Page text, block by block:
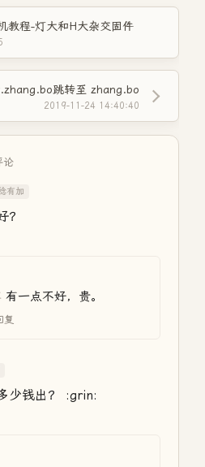
教程-灯大和H大杂交固件
跳转至 zhang.bo
2019-11-24 14:40:40
论
有加
？
有一点不好，贵。
复
少钱出？ :grin: